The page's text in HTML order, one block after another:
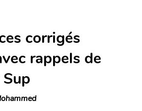
corrigés
rappels de